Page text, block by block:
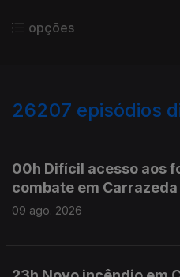
opções
26207 episódios
00h Difícil acesso aos
combate em Carrazeda
09 ago. 2026